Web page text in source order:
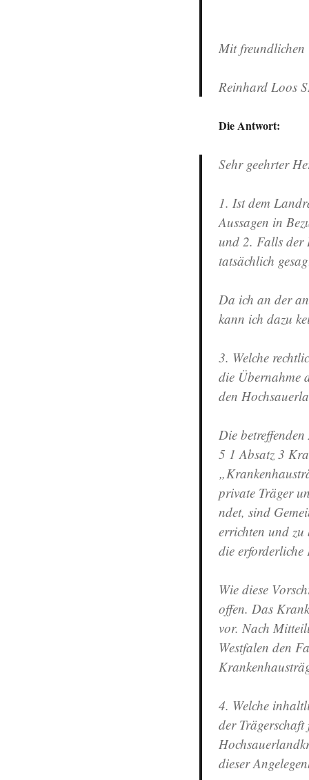
Mit freundlichen
Reinhard Loos
Die Antwort:
Sehr geehrter
1. Ist dem
Aussagen in
und 2. Falls der
tatsächlich
Da ich an der
kann ich dazu
3. Welche
die Übernahme
den
Die
5 1 Absatz 3
private Träger
ndet, sind
errichten und zu
die erforderliche
Wie diese
offen. Das
vor. Nach
Westfalen den
4. Welche
der
dieser